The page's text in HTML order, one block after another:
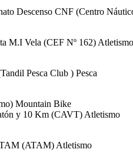
Descenso CNF (Centro
M.I Vela (CEF Nº 162) Atletismo
Pesca Club ) Pesca
Mountain Bike
y 10 Km (CAVT) Atletismo
(ATAM) Atletismo